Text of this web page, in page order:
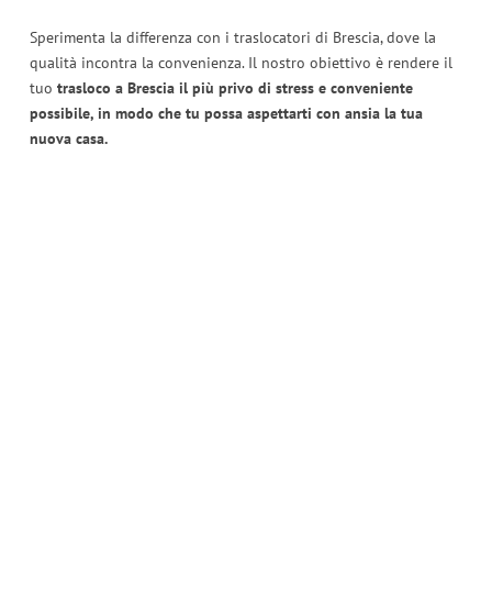
Sperimenta la differenza con i traslocatori di Brescia, dove la
qualità incontra la convenienza. Il nostro obiettivo è rendere il
tuo trasloco a Brescia il più privo di stress e conveniente
possibile, in modo che tu possa aspettarti con ansia la tua
nuova casa.